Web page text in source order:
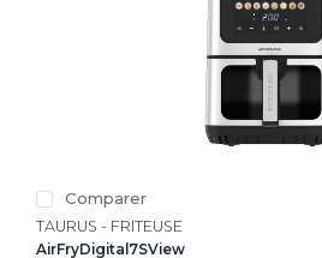
Comparer
TAURUS - FRITEUSE
AirFryDigital7SView